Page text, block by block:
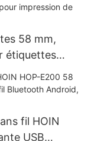
58 mm,
étiquettes
fil HOIN
USB